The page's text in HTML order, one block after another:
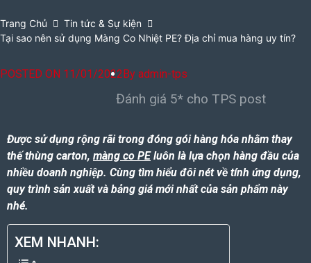
Trang Chủ
Tin tức & Sự kiện
Tại sao nên sử dụng Màng Co Nhiệt PE? Địa chỉ mua hàng uy tín?
POSTED ON 11/01/2022By admin-tps
Đánh giá 5* cho TPS post
Được sử dụng rộng rãi trong đóng gói hàng hóa nhằm thay
thế thùng carton, màng co PEluôn là lựa chọn hàng đầu của
nhiều doanh nghiệp. Cùng tìm hiểu đôi nét về tính ứng dụng,
quy trình sản xuất và bảng giá mới nhất của sản phẩm này
nhé.
XEM NHANH: